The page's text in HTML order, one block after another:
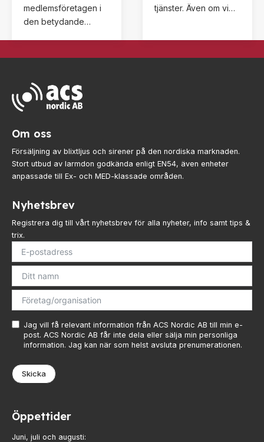
medlemsföretagen i
den betydande
tjänster. Även om vi
Om oss
Försäljning av blixtljus och sirener på den nordiska marknaden.
Stort utbud av larmdon godkända enligt EN54, även enheter
anpassade till Ex- och MED-klassade områden.
Nyhetsbrev
Registrera dig till vårt nyhetsbrev för alla nyheter, info samt tips &
trix.
Jag vill få relevant information från ACS Nordic AB till min e-
post. ACS Nordic AB får inte dela eller sälja min personliga
information. Jag kan när som helst avsluta prenumerationen.
Skicka
Öppettider
Juni, juli och augusti: